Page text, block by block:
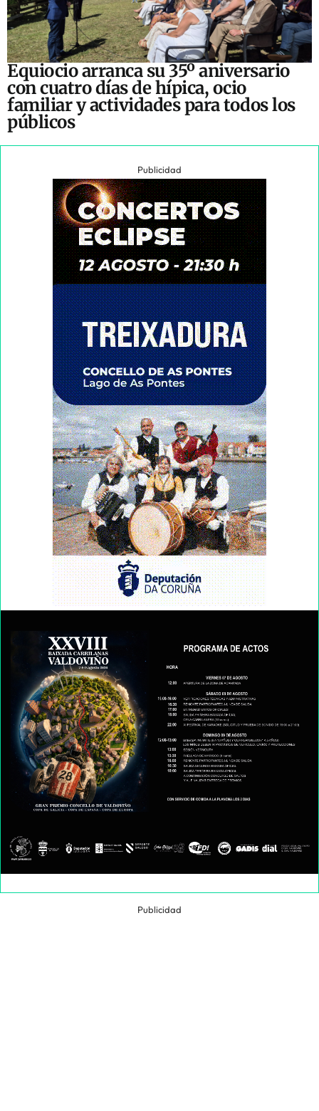
Equiocio arranca su 35º aniversario
con cuatro días de hípica, ocio
familiar y actividades para todos los
públicos
Publicidad
Publicidad